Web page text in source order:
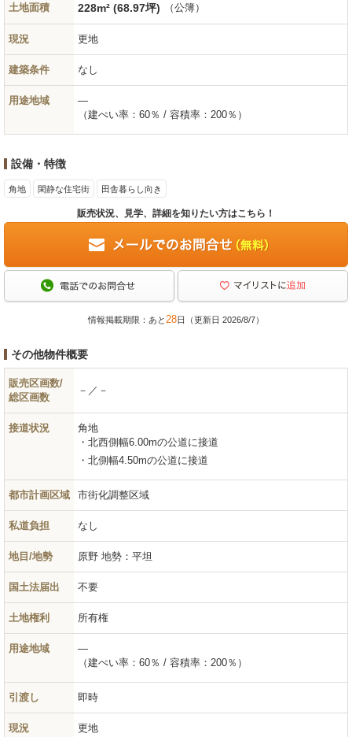
土地面積 228m² (68.97坪) （公簿）
現況 更地
建築条件 なし
用途地域
―
（建ぺい率：60％ / 容積率：200％）
設備・特徴
角地 閑静な住宅街 田舎暮らし向き
販売状況、見学、詳細を知りたい方はこちら！
情報掲載期限：あと 28日（更新日 2026/8/7）
その他物件概要
販売区画数/
総区画数
－／－
接道状況
角地
北西側幅6.00mの公道に接道
北側幅4.50mの公道に接道
都市計画区域 市街化調整区域
私道負担 なし
地目/地勢 原野 地勢：平坦
国土法届出 不要
土地権利 所有権
用途地域
―
（建ぺい率：60％ / 容積率：200％）
引渡し 即時
現況 更地